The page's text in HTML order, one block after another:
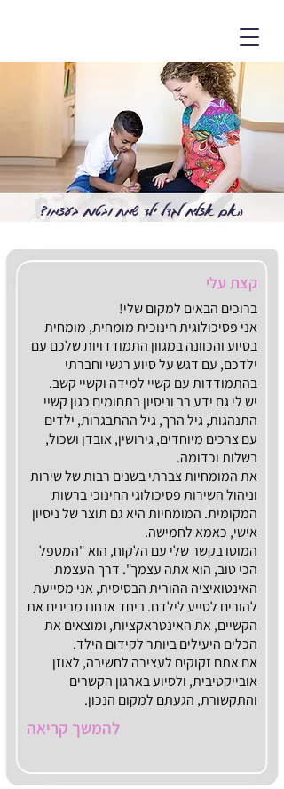
האם אצליח לגדל ילד שמח ובטוח בעצמו?
ברוכים הבאים למקום שלי!
אני פסיכולוגית חינוכית מומחית, מומחית
בסיוע והכוונה במגוון התמודדויות שלכם עם
ילדכם, עם דגש על סיוע רגשי וחברתי
בהתמודדות עם קשיי למידה וקשיי קשב.
יש לי גם ידע רב וניסיון בתחומים כגון קשיי
התנהגות, גיל הרך, גיל ההתבגרות, ילדים
עם צרכים מיוחדים, גירושין, אובדן ושכול,
בשלות וכדומה.
את המומחיות צברתי בשנים רבות של שירות
וניהול השירות פסיכולוגי החינוכי ברשות
המקומית. המומחיות היא גם תוצר של ניסיון
אישי, כאמא לחמישה.
המוטו בקשר שלי עם הלקוח, הוא "המטפל
הכי טוב, הוא אתה עצמך". דרך העצמת
האינטואיציה ההורית הבסיסית, אני מסייעת
להורים לסייע לילדם. ביחד אנחנו מבינים את
הקשיים, את האינטראקציות, ומוצאים את
הכלים היעילים ביותר לקידום הילד.
אם אתם זקוקים לעצירה לחשיבה, לאוזן
אובייקטיבית, ולסיוע בארגון הקשרים
והתקשורת, הגעתם למקום הנכון.
להמשך קריאה
קצת עלי